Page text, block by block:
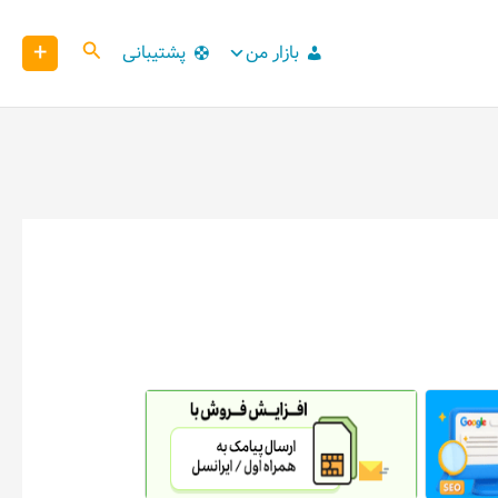
بازار من پشتیبانی کاوش +